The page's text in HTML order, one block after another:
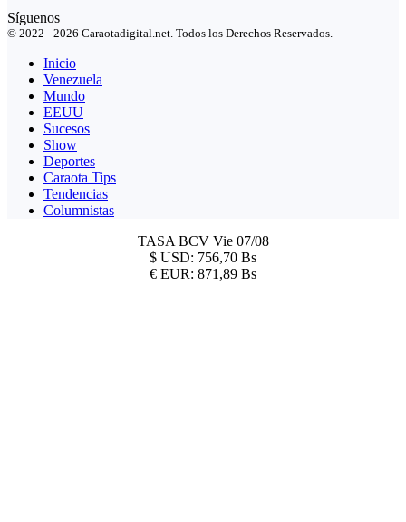
Síguenos
© 2022 - 2026 Caraotadigital.net. Todos los Derechos Reservados.
Inicio
Venezuela
Mundo
EEUU
Sucesos
Show
Deportes
Caraota Tips
Tendencias
Columnistas
TASA BCV Vie 07/08
$ USD: 756,70 Bs
€ EUR: 871,89 Bs